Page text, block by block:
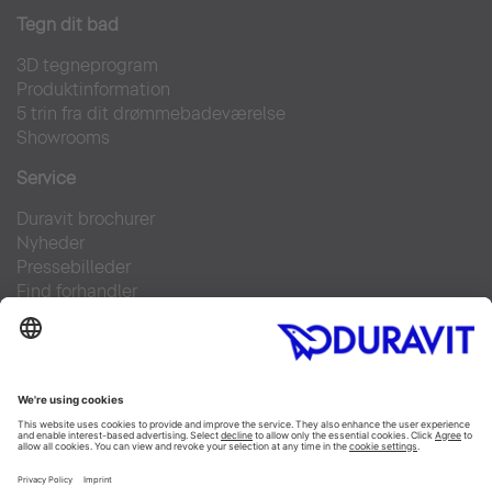
Tegn dit bad
3D tegneprogram
Produktinformation
5 trin fra dit drømmebadeværelse
Showrooms
Service
Duravit brochurer
Nyheder
Pressebilleder
Find forhandler
Kontakt
FAQs
Facebook
Instagram